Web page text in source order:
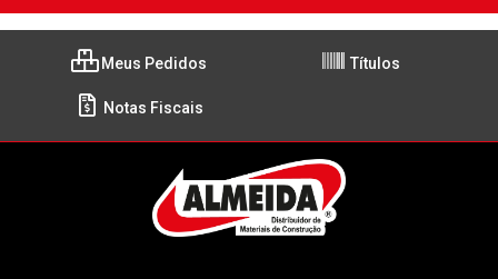
Meus Pedidos Títulos
Notas Fiscais